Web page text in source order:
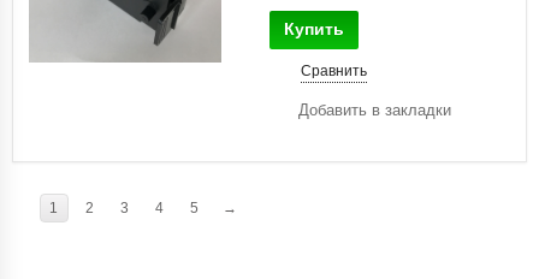
Купить
Сравнить
Добавить в закладки
1 2 3 4 5 →